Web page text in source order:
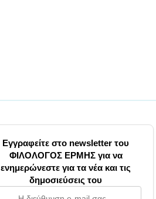
Εγγραφείτε στο newsletter του
ΦΙΛΟΛΟΓΟΣ ΕΡΜΗΣ για να
ενημερώνεστε για τα νέα και τις
δημοσιεύσεις του